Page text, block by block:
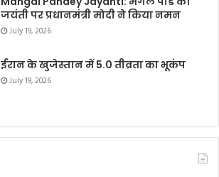
जयंती पर प्रधानमंत्री मोदी ने किया नमन
July 19, 2026
ईरान के खुजेस्तान में 5.0 तीव्रता का भूकंप
July 19, 2026